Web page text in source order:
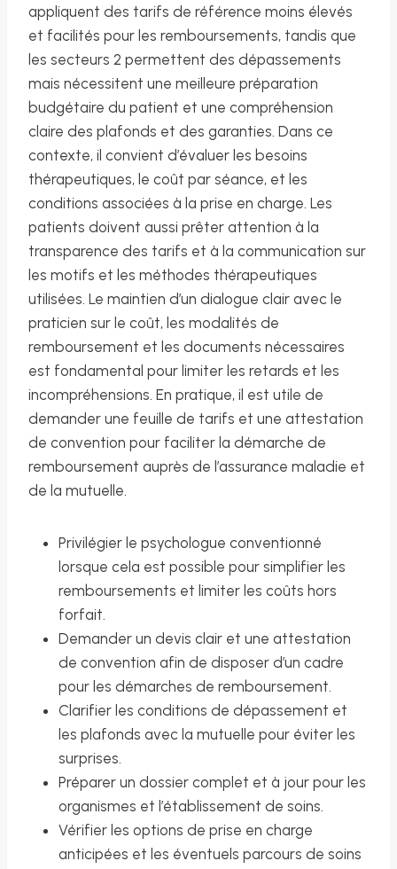
appliquent des tarifs de référence moins élevés
et facilités pour les remboursements, tandis que
les secteurs 2 permettent des dépassements
mais nécessitent une meilleure préparation
budgétaire du patient et une compréhension
claire des plafonds et des garanties. Dans ce
contexte, il convient d’évaluer les besoins
thérapeutiques, le coût par séance, et les
conditions associées à la prise en charge. Les
patients doivent aussi prêter attention à la
transparence des tarifs et à la communication sur
les motifs et les méthodes thérapeutiques
utilisées. Le maintien d’un dialogue clair avec le
praticien sur le coût, les modalités de
remboursement et les documents nécessaires
est fondamental pour limiter les retards et les
incompréhensions. En pratique, il est utile de
demander une feuille de tarifs et une attestation
de convention pour faciliter la démarche de
remboursement auprès de l’assurance maladie et
de la mutuelle.
Privilégier le psychologue conventionné
lorsque cela est possible pour simplifier les
remboursements et limiter les coûts hors
forfait.
Demander un devis clair et une attestation
de convention afin de disposer d’un cadre
pour les démarches de remboursement.
Clarifier les conditions de dépassement et
les plafonds avec la mutuelle pour éviter les
surprises.
Préparer un dossier complet et à jour pour les
organismes et l’établissement de soins.
Vérifier les options de prise en charge
anticipées et les éventuels parcours de soins